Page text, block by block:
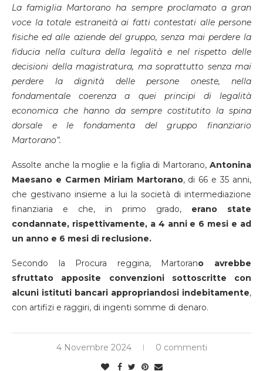
La famiglia Martorano ha sempre proclamato a gran
voce la totale estraneità ai fatti contestati alle persone
fisiche ed alle aziende del gruppo, senza mai perdere la
fiducia nella cultura della legalità e nel rispetto delle
decisioni della magistratura, ma soprattutto senza mai
perdere la dignità delle persone oneste, nella
fondamentale coerenza a quei principi di legalità
economica che hanno da sempre costitutito la spina
dorsale e le fondamenta del gruppo finanziario
Martorano”.
Assolte anche la moglie e la figlia di Martorano, Antonina
Maesano e Carmen Miriam Martorano, di 66 e 35 anni,
che gestivano insieme a lui la società di intermediazione
finanziaria e che, in primo grado, erano state
condannate, rispettivamente, a 4 anni e 6 mesi e ad
un anno e 6 mesi di reclusione.
Secondo la Procura reggina, Martorano avrebbe
sfruttato apposite convenzioni sottoscritte con
alcuni istituti bancari appropriandosi indebitamente,
con artifizi e raggiri, di ingenti somme di denaro.
4 Novembre 2024 0 commenti